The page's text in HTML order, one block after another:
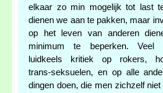
elkaar zo min mogelijk tot last
dienen we aan te pakken, maar
op het leven van anderen
minimum te beperken. Veel
luidkeels kritiek op rokers,
trans-seksuelen, en op alle
dingen doen, die men zichzelf